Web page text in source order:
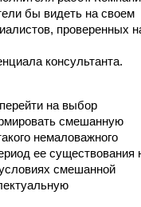
бы видеть на своем
проверенных
консультанта.
на выбор
смешанную
немаловажного
ее существования
смешанной